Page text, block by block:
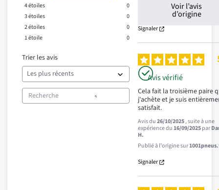
4étoiles
0
3étoiles
0
2étoiles
0
1étoile 0
Trier les avis
Voir l’avis
d’origine
Signaler
Avis vérifié
Cela fait la troisième paire
j'achète et je suis
satisfait.
Avis du26/10/2025, suite à une
expérience du16/09/2025par
H.
Publié à l'origine sur
Signaler